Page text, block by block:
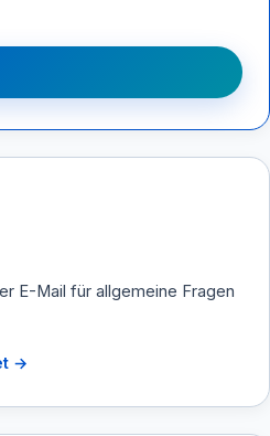
E-Mail für allgemeine Fragen
→